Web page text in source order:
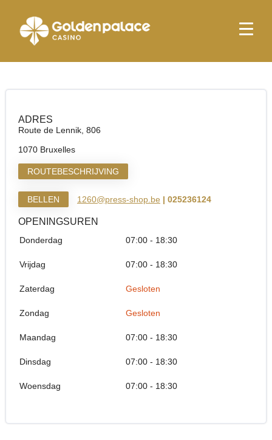
Startpagina
ADRES
Route de Lennik, 806
1070 Bruxelles
ROUTEBESCHRIJVING
BELLEN 1260@press-shop.be | 025236124
OPENINGSUREN
Donderdag 07:00 - 18:30
Vrijdag 07:00 - 18:30
Zaterdag Gesloten
Zondag Gesloten
Maandag 07:00 - 18:30
Dinsdag 07:00 - 18:30
Woensdag 07:00 - 18:30